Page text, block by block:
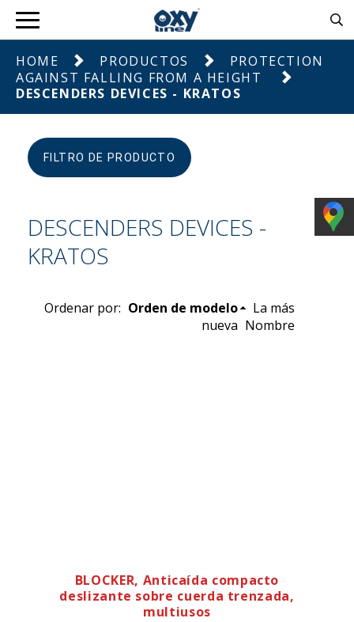
HOME PRODUCTOS
PROTECTION
AGAINST FALLING FROM A HEIGHT
DESCENDERS DEVICES - KRATOS
FILTRO DE PRODUCTO
DESCENDERS DEVICES -
KRATOS
Ordenar por: Orden de modelo
La más
nueva Nombre
BLOCKER, Anticaída compacto
deslizante sobre cuerda trenzada,
multiusos